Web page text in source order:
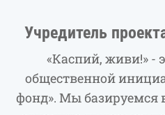
Учредитель
«Каспий, живи!» -
общественной
фонд». Мы базируемся